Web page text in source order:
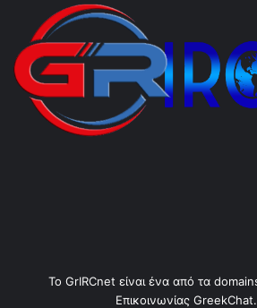
Το GrIRCnet είναι ένα από τα
Επικοινωνίας